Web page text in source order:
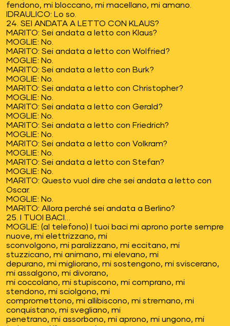
fendono, mi bloccano, mi macellano, mi amano.
IDRAULICO: Lo so.
24. SEI ANDATA A LETTO CON KLAUS?
MARITO: Sei andata a letto con Klaus?
MOGLIE: No.
MARITO: Sei andata a letto con Wolfried?
MOGLIE: No.
MARITO: Sei andata a letto con Burk?
MOGLIE: No.
MARITO: Sei andata a letto con Christopher?
MOGLIE: No.
MARITO: Sei andata a letto con Gerald?
MOGLIE: No.
MARITO: Sei andata a letto con Friedrich?
MOGLIE: No.
MARITO: Sei andata a letto con Volkram?
MOGLIE: No.
MARITO: Sei andata a letto con Stefan?
MOGLIE: No.
MARITO: Questo vuol dire che sei andata a letto con
Oscar.
MOGLIE: No.
MARITO: Allora perché sei andata a Berlino?
25. I TUOI BACI…
MOGLIE: (al telefono) I tuoi baci mi aprono porte sempre
nuove, mi elettrizzano, mi
sconvolgono, mi paralizzano, mi eccitano, mi
stuzzicano, mi animano, mi elevano, mi
depurano, mi migliorano, mi sostengono, mi sviscerano,
mi assalgono, mi divorano,
mi coccolano, mi stupiscono, mi comprano, mi
stendono, mi sciolgono, mi
compromettono, mi allibiscono, mi stremano, mi
conquistano, mi svegliano, mi
penetrano, mi assorbono, mi aprono, mi ungono, mi